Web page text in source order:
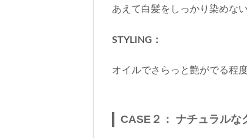
あえて白髪をしっかり染めな
STYLING：
オイルでさらっと艶がでる程度
CASE２： ナチュラルな